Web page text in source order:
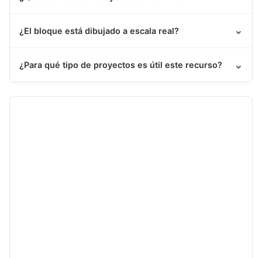
¿El bloque está dibujado a escala real? ⌄
¿Para qué tipo de proyectos es útil este recurso? ⌄